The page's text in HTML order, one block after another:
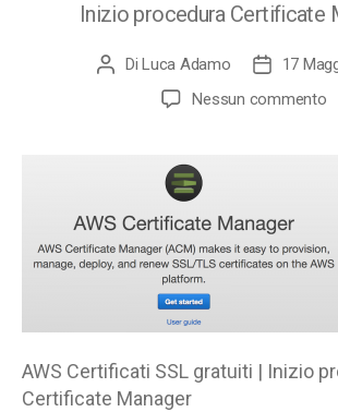
Inizio procedura Certificate
Autore
DiLuca Adamo
Data
dell'articolo
17
Nessun commentosu
AWS Certificati SSL gratuiti | Inizio
Certificate Manager